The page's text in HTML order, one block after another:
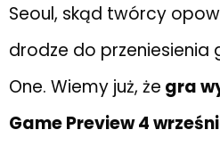
Seoul, skąd twórcy
drodze do przeniesienia
One. Wiemy już, że gra
Game Preview 4